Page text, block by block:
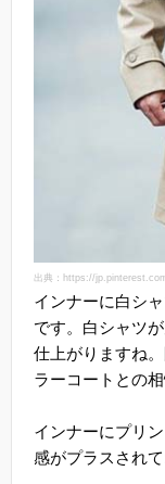
出典：https://
インナーに白シ
です。白シャツ
仕上がりますね
ラーコートとの相
インナーにプリ
感がプラスされ